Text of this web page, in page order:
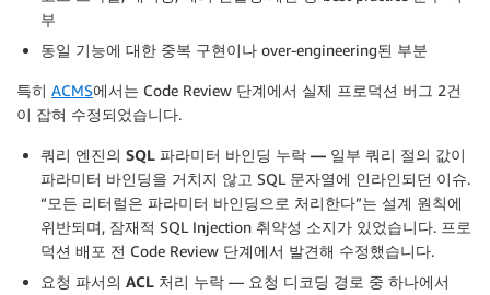
부
동일 기능에 대한 중복 구현이나 over-engineering된 부분
특히 ACMS에서는 Code Review 단계에서 실제 프로덕션 버그 2건
이 잡혀 수정되었습니다.
쿼리 엔진의 SQL 파라미터 바인딩 누락 — 일부 쿼리 절의 값이
파라미터 바인딩을 거치지 않고 SQL 문자열에 인라인되던 이슈.
“모든 리터럴은 파라미터 바인딩으로 처리한다”는 설계 원칙에
위반되며, 잠재적 SQL Injection 취약성 소지가 있었습니다. 프로
덕션 배포 전 Code Review 단계에서 발견해 수정했습니다.
요청 파서의 ACL 처리 누락 — 요청 디코딩 경로 중 하나에서